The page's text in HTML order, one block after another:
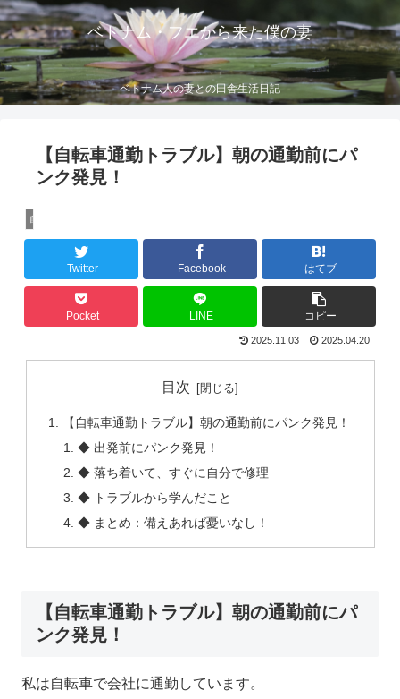
ベトナム・フエから来た僕の妻
ベトナム人の妻との田舎生活日記
【自転車通勤トラブル】朝の通勤前にパ
ンク発見！
自転車生活
Twitter Facebook はてブ
Pocket LINE コピー
2025.11.03 2025.04.20
目次
【自転車通勤トラブル】朝の通勤前にパンク発見！
◆ 出発前にパンク発見！
◆ 落ち着いて、すぐに自分で修理
◆ トラブルから学んだこと
◆ まとめ：備えあれば憂いなし！
【自転車通勤トラブル】朝の通勤前にパ
ンク発見！
私は自転車で会社に通勤しています。